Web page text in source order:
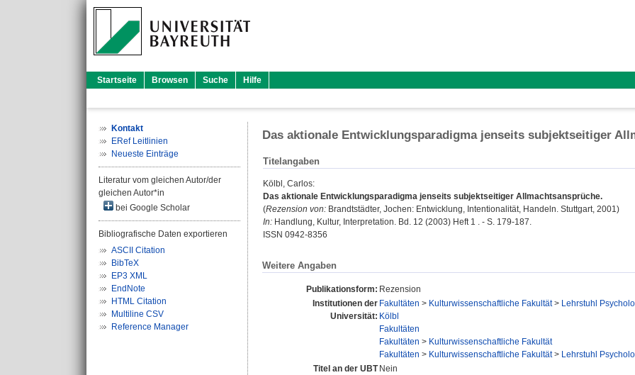
Startseite Browsen Suche Hilfe
Kontakt
ERef Leitlinien
Neueste Einträge
Literatur vom gleichen Autor/der
gleichen Autor*in
bei Google Scholar
Bibliografische Daten exportieren
ASCII Citation
BibTeX
EP3 XML
EndNote
HTML Citation
Multiline CSV
Reference Manager
Das aktionale Entwicklungsparadigma jenseits subjektseitiger
Titelangaben
Kölbl, Carlos:
Das aktionale Entwicklungsparadigma jenseits subjektseitiger Allmachtsansprüche.
(Rezension von: Brandtstädter, Jochen: Entwicklung, Intentionalität, Handeln. Stuttgart, 2001)
In: Handlung, Kultur, Interpretation. Bd. 12 (2003) Heft 1 . - S. 179-187.
ISSN 0942-8356
Weitere Angaben
Publikationsform: Rezension
Institutionen der
Universität:
Fakultäten > Kulturwissenschaftliche Fakultät> Lehrstuhl
Kölbl
Fakultäten
Fakultäten > Kulturwissenschaftliche Fakultät
Fakultäten > Kulturwissenschaftliche Fakultät> Lehrstuhl
Titel an der UBT Nein